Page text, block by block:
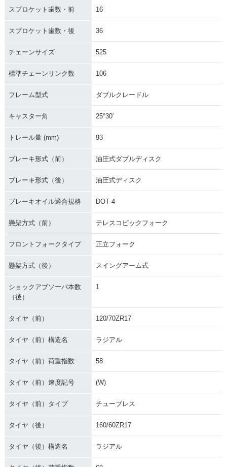
スプロケット歯数・前 16
スプロケット歯数・後 36
チェーンサイズ 525
標準チェーンリンク数 106
フレーム型式 ダブルクレードル
キャスター角 25°30′
トレール量 (mm) 93
ブレーキ形式（前） 油圧式ダブルディスク
ブレーキ形式（後） 油圧式ディスク
ブレーキオイル適合規格 DOT 4
懸架方式（前） テレスコピックフォーク
フロントフォークタイプ 正立フォーク
懸架方式（後） スイングアーム式
ショックアブソーバ本数
（後）
1
タイヤ（前） 120/70ZR17
タイヤ（前）構造名 ラジアル
タイヤ（前）荷重指数 58
タイヤ（前）速度記号 (W)
タイヤ（前）タイプ チューブレス
タイヤ（後） 160/60ZR17
タイヤ（後）構造名 ラジアル